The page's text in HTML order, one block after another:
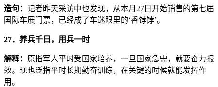
造句： 记者昨天采访中也发现，从本月27日开始销售的第七届
国际车展门票，已经成了车迷眼里的‘香饽饽’。
27．养兵千日，用兵一时
解释： 原指军人平时受国家培养，一旦国家急需，就要奋力报
效。现也泛指平时长期勤奋训练，在关键的时候就能发挥作
用。